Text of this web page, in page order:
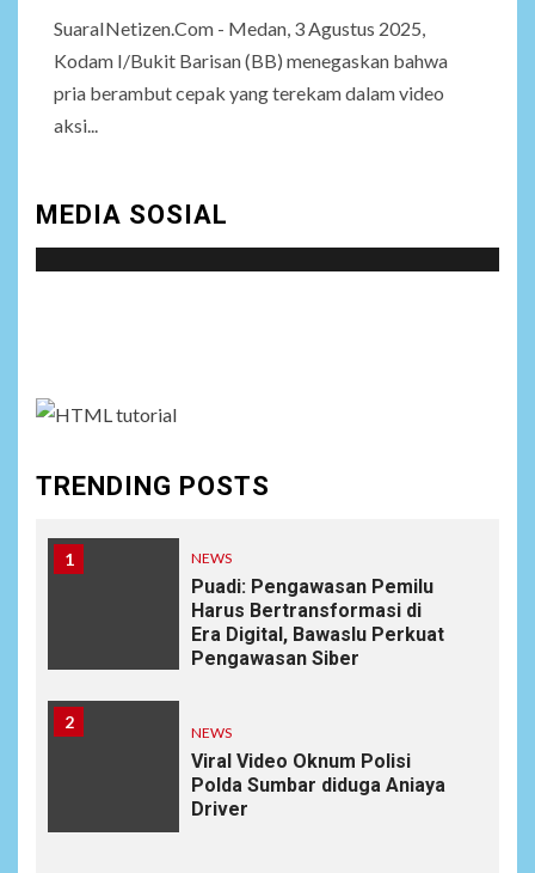
SuaraINetizen.Com - Medan, 3 Agustus 2025,
Kodam I/Bukit Barisan (BB) menegaskan bahwa
pria berambut cepak yang terekam dalam video
aksi...
MEDIA SOSIAL
TRENDING POSTS
1 NEWS
Puadi: Pengawasan Pemilu
Harus Bertransformasi di
Era Digital, Bawaslu Perkuat
Pengawasan Siber
2
NEWS
Viral Video Oknum Polisi
Polda Sumbar diduga Aniaya
Driver